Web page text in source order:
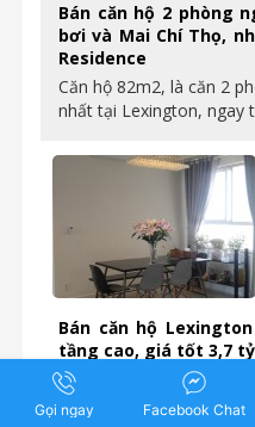
Bán căn hộ 2 phòng
bơi và Mai Chí Thọ,
Residence
Căn hộ 82m2, là căn 2
nhất tại Lexington, ngay
Bán căn hộ
tầng cao, giá tốt 3,7 tỷ
Căn 3 phòng ngủ giá tốt
mới Diện tích: 97m2
Gọi ngay Facebook Chat